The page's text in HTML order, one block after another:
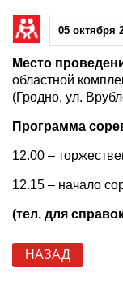
05 октября
Место
областной
(Гродно, ул.
Программа
12.00 –
12.15 – начало
(тел. для
НАЗАД